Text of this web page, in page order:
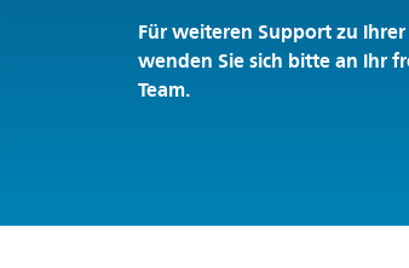
Für weiteren Support zu
wenden Sie sich bitte an Ihr
Team.